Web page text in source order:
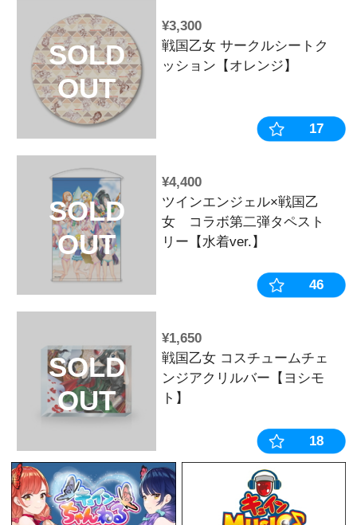
OUT
SOLD
OUT
戦国乙女 フ
ルポーチ
SOLD
OUT